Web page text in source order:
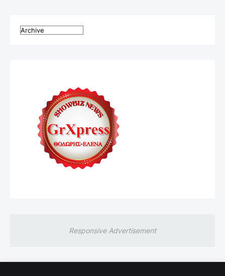
Responsive Advertisement